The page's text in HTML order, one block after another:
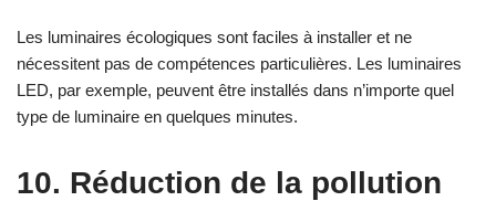
Les luminaires écologiques sont faciles à installer et ne
nécessitent pas de compétences particulières. Les luminaires
LED, par exemple, peuvent être installés dans n’importe quel
type de luminaire en quelques minutes.
10. Réduction de la pollution